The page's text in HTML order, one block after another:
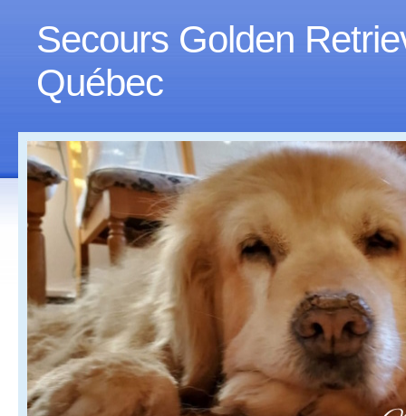
Secours Golden
Québec